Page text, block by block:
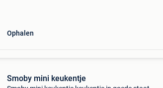
Ophalen
Smoby mini keukentje